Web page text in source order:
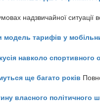
надзвичайної ситуації
модель тарифів у
навколо спортивного
ще багато років
власного політичного